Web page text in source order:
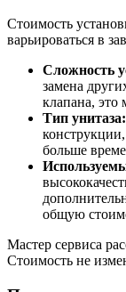
Стоимость
варьироваться в
Сложность
замена
клапана, это
Тип унитаза:
больше
общую
Мастер сервиса
Стоимость не